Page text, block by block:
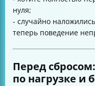
нуля;
- случайно
теперь поведение
Перед
по нагрузке и